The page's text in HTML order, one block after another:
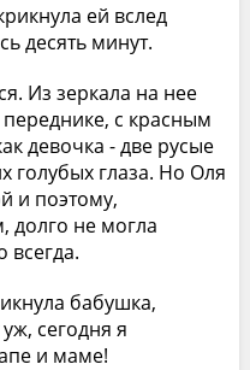
ей вслед
десять минут.
Из зеркала на нее
с красным
девочка - две русые
голубых глаза. Но Оля
и поэтому,
долго не могла
всегда.
бабушка,
сегодня я
и маме!